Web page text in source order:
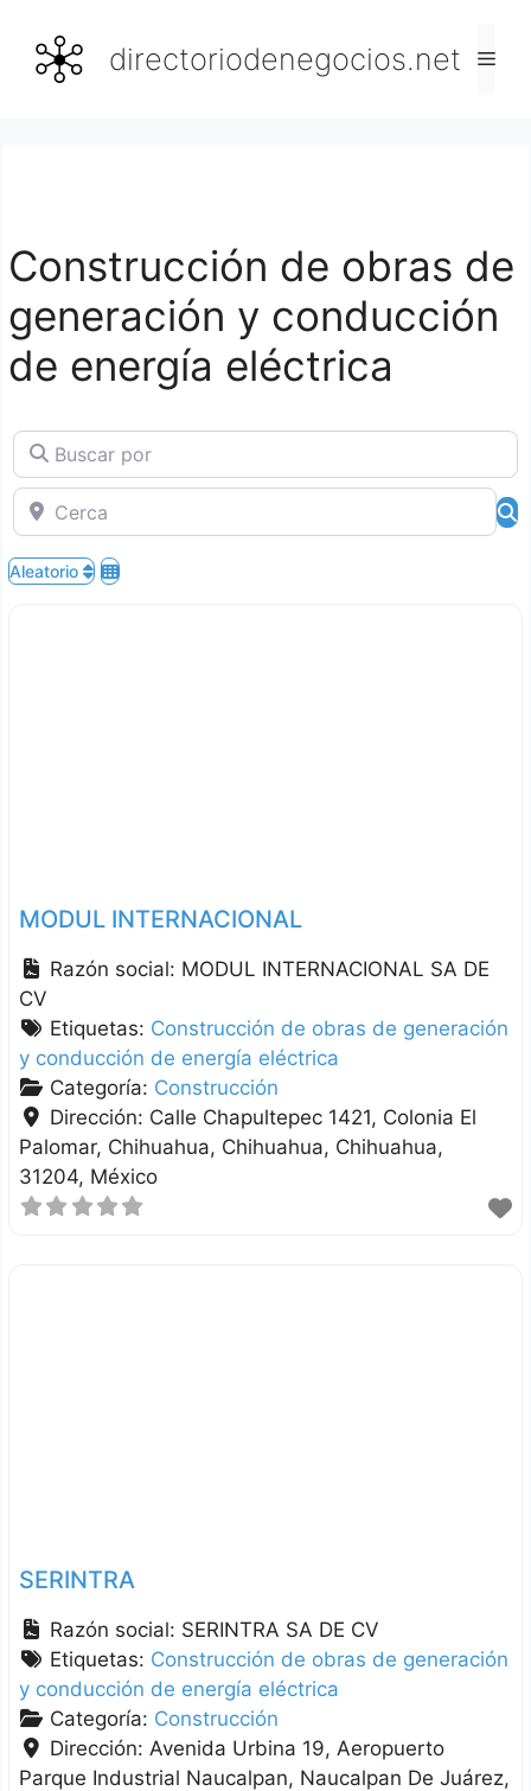
contenido
directoriodenegocios.net
Construcción de obras de
generación y conducción
de energía eléctrica
Buscar por
Cerca
Aleatorio
MODUL INTERNACIONAL
Razón social: MODUL INTERNACIONAL SA DE
CV
Etiquetas: Construcción de obras de generación
y conducción de energía eléctrica
Categoría: Construcción
Dirección: Calle Chapultepec 1421, Colonia El
Palomar, Chihuahua Chihuahua Chihuahua
31204 México
SERINTRA
Razón social: SERINTRA SA DE CV
Etiquetas: Construcción de obras de generación
y conducción de energía eléctrica
Categoría: Construcción
Dirección: Avenida Urbina 19, Aeropuerto
Parque Industrial Naucalpan, Naucalpan De Juárez